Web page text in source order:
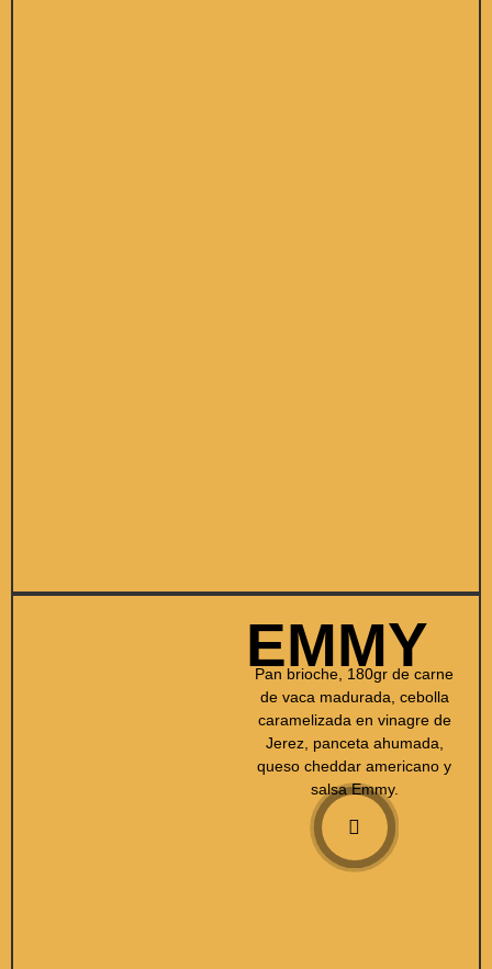
EMMY
Pan brioche, 180gr de carne
de vaca madurada, cebolla
caramelizada en vinagre de
Jerez, panceta ahumada,
queso cheddar americano y
salsa Emmy.